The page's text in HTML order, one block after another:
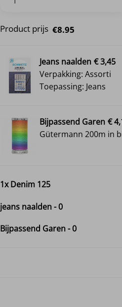
Product prijs €8.95
Jeans naalden € 3,45
Verpakking: Assorti
Toepassing: Jeans
Bijpassend Garen €
Gütermann 200m in
1xDenim 125
jeans naalden-0
Bijpassend Garen-0